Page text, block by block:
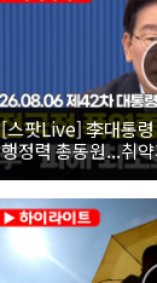
[스팟Live] 李대통
행정력 총동원...취
힘써야"｜26.08.06
보좌관회의